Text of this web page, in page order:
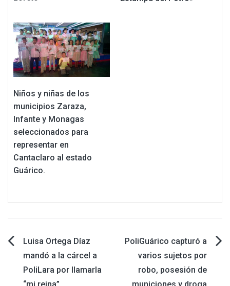
Niños y niñas de los
municipios Zaraza,
Infante y Monagas
seleccionados para
representar en
Cantaclaro al estado
Guárico.
Navegación
de
Luisa Ortega Díaz
mandó a la cárcel a
PoliLara por llamarla
“mi reina”
PoliGuárico capturó a
varios sujetos por
robo, posesión de
municiones y droga